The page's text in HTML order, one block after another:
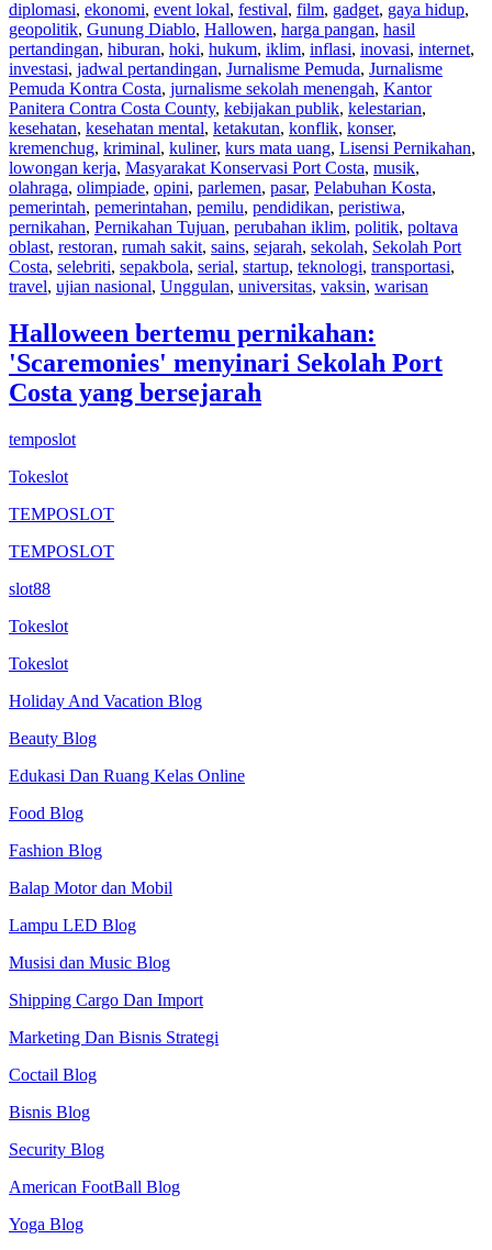
diplomasi, ekonomi, event lokal, festival, film, gadget, gaya hidup,
geopolitik, Gunung Diablo, Hallowen, harga pangan, hasil
pertandingan, hiburan, hoki, hukum, iklim, inflasi, inovasi, internet,
investasi, jadwal pertandingan, Jurnalisme Pemuda, Jurnalisme
Pemuda Kontra Costa, jurnalisme sekolah menengah, Kantor
Panitera Contra Costa County, kebijakan publik, kelestarian,
kesehatan, kesehatan mental, ketakutan, konflik, konser,
kremenchug, kriminal, kuliner, kurs mata uang, Lisensi Pernikahan,
lowongan kerja, Masyarakat Konservasi Port Costa, musik,
olahraga, olimpiade, opini, parlemen, pasar, Pelabuhan Kosta,
pemerintah, pemerintahan, pemilu, pendidikan, peristiwa,
pernikahan, Pernikahan Tujuan, perubahan iklim, politik, poltava
oblast, restoran, rumah sakit, sains, sejarah, sekolah, Sekolah Port
Costa, selebriti, sepakbola, serial, startup, teknologi, transportasi,
travel, ujian nasional, Unggulan, universitas, vaksin, warisan
Halloween bertemu pernikahan:
'Scaremonies' menyinari Sekolah Port
Costa yang bersejarah
temposlot
Tokeslot
TEMPOSLOT
TEMPOSLOT
slot88
Tokeslot
Tokeslot
Holiday And Vacation Blog
Beauty Blog
Edukasi Dan Ruang Kelas Online
Food Blog
Fashion Blog
Balap Motor dan Mobil
Lampu LED Blog
Musisi dan Music Blog
Shipping Cargo Dan Import
Marketing Dan Bisnis Strategi
Coctail Blog
Bisnis Blog
Security Blog
American FootBall Blog
Yoga Blog